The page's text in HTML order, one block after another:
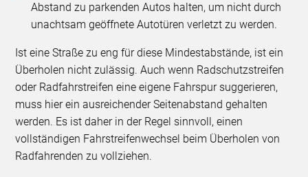
Abstand zu parkenden Autos halten, um nicht durch
unachtsam geöffnete Autotüren verletzt zu werden.
Ist eine Straße zu eng für diese Mindestabstände, ist ein
Überholen nicht zulässig. Auch wenn Radschutzstreifen
oder Radfahrstreifen eine eigene Fahrspur suggerieren,
muss hier ein ausreichender Seitenabstand gehalten
werden. Es ist daher in der Regel sinnvoll, einen
vollständigen Fahrstreifenwechsel beim Überholen von
Radfahrenden zu vollziehen.